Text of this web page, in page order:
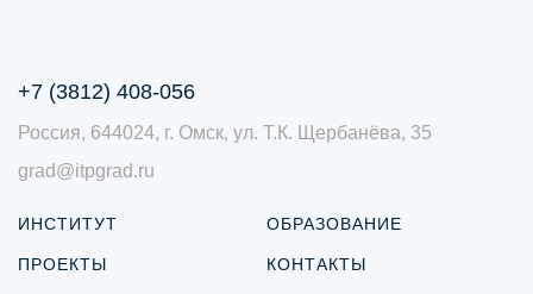
+7 (3812) 408-056
Россия, 644024, г. Омск, ул. Т.К. Щербанёва, 35
grad@itpgrad.ru
ИНСТИТУТ
ПРОЕКТЫ
ОБРАЗОВАНИЕ
КОНТАКТЫ